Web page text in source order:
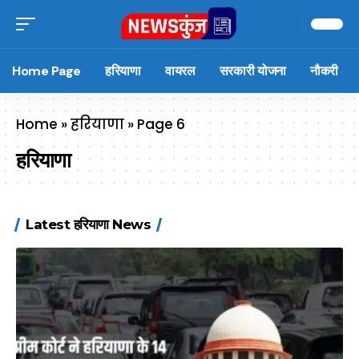
Home Page हरियाणा वायरल सरकारी योजना नौकरी
Home »हरियाणा»Page 6
हरियाणा
Latest हरियाणा News